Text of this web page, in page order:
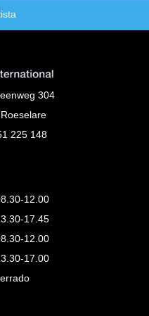
304
225 148
12.00
17.45
12.00
17.00